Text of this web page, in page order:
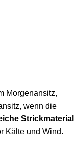
Morgenansitz,
wenn die
Strickmaterial
Kälte und Wind.